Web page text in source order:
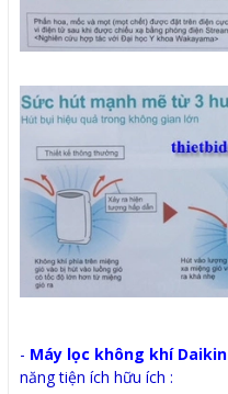
- Máy lọc không khí Daikin
năng tiện ích hữu ích :